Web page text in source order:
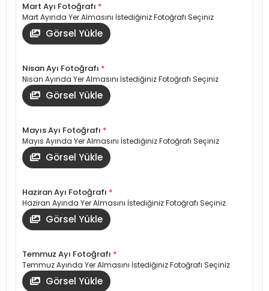
Mart Ayı Fotoğrafı *
Mart Ayında Yer Almasını İstediğiniz Fotoğrafı Seçiniz
Görsel Yükle
Nisan Ayı Fotoğrafı *
Nisan Ayında Yer Almasını İstediğiniz Fotoğrafı Seçiniz
Görsel Yükle
Mayıs Ayı Fotoğrafı *
Mayıs Ayında Yer Almasını İstediğiniz Fotoğrafı Seçiniz
Görsel Yükle
Haziran Ayı Fotoğrafı *
Haziran Ayında Yer Almasını İstediğiniz Fotoğrafı Seçiniz
Görsel Yükle
Temmuz Ayı Fotoğrafı *
Temmuz Ayında Yer Almasını İstediğiniz Fotoğrafı Seçiniz
Görsel Yükle